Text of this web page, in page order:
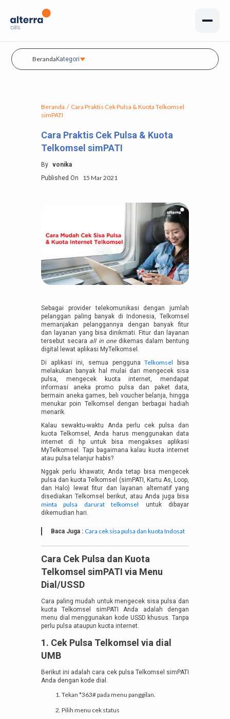
BerandaKategori
Beranda / Cara Praktis Cek Pulsa & Kuota Telkomsel
simPATI
Cara Praktis Cek Pulsa & Kuota
Telkomsel simPATI
By vonika
Published On
15 Mar 2021
Sebagai provider telekomunikasi dengan jumlah
pelanggan paling banyak di Indonesia, Telkomsel
memanjakan pelanggannya dengan banyak fitur
dan layanan yang bisa dinikmati. Fitur dan layanan
tersebut secara all in one dikemas dalam bentung
digital lewat aplikasi MyTelkomsel.
Di aplikasi ini, semua penggunaTelkomsel bisa
melakukan banyak hal mulai dari mengecek sisa
pulsa, mengecek kuota internet, mendapat
informasi aneka promo pulsa dan paket data,
bermain aneka games, beli voucher belanja, hingga
menukar poin Telkomsel dengan berbagai hadiah
menarik.
Kalau sewaktu-waktu Anda perlu cek pulsa dan
kuota Telkomsel, Anda harus menggunakan data
internet di hp untuk bisa mengakses aplikasi
MyTelkomsel. Tapi bagaimana kalau kuota internet
atau pulsa telanjur habis?
Nggak perlu khawatir, Anda tetap bisa mengecek
pulsa dan kuota Telkomsel (simPATI, Kartu As, Loop,
dan Halo) lewat fitur dan layanan alternatif yang
disediakan Telkomsel berikut, atau Anda juga bisa
minta pulsa darurat telkomsel untuk dibayar
dikemudian hari.
Baca Juga : Cara cek sisa pulsa dan kuota Indosat
Cara Cek Pulsa dan Kuota
Telkomsel simPATI via Menu
Dial/USSD
Cara paling mudah untuk mengecek sisa pulsa dan
kuota Telkomsel simPATI Anda adalah dengan
menu dial menggunakan kode USSD khusus. Tanpa
perlu pulsa ataupun kuota internet.
1. Cek Pulsa Telkomsel via dial
UMB
Berikut ini adalah cara cek pulsa Telkomsel simPATI
Anda dengan kode dial.
Tekan *363# pada menu panggilan.
Pilih menu cek status